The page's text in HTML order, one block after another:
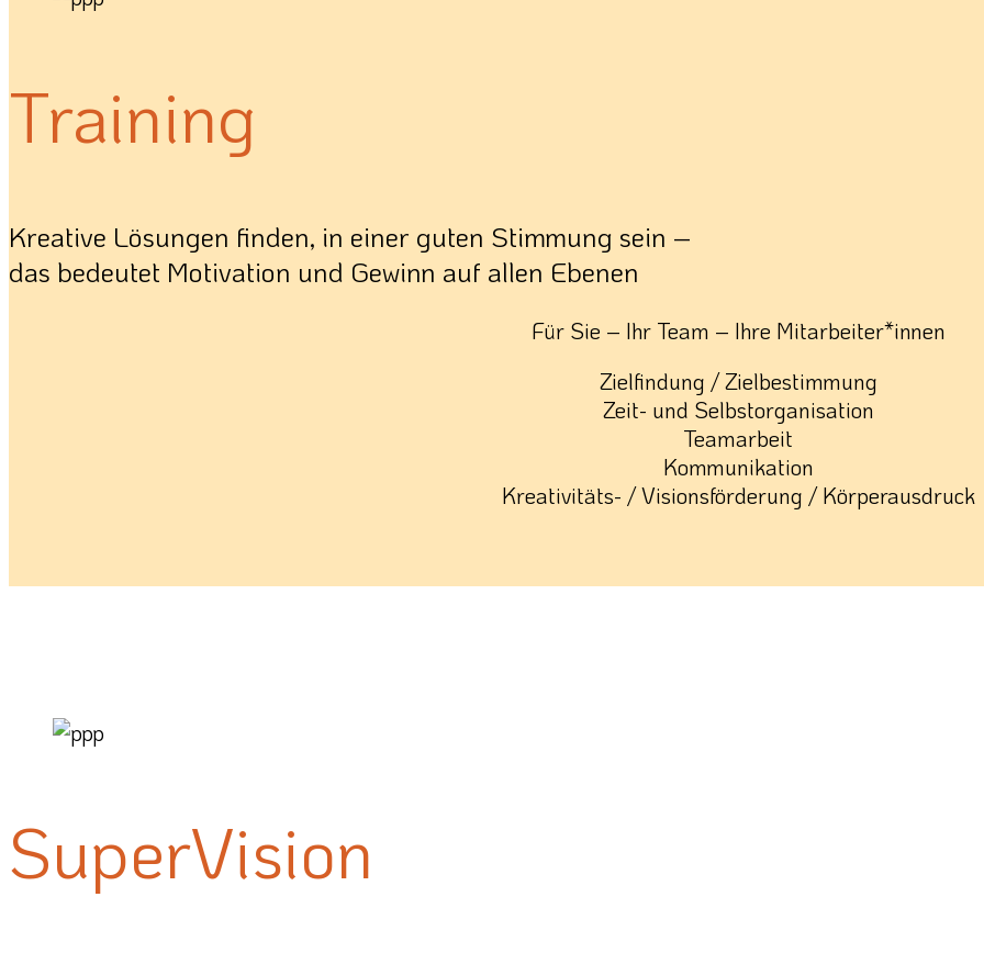
Training
Kreative Lösungen finden, in einer guten Stimmung sein –
das bedeutet Motivation und Gewinn auf allen Ebenen
Für Sie – Ihr Team – Ihre Mitarbeiter*innen
Zielfindung / Zielbestimmung
Zeit- und Selbstorganisation
Teamarbeit
Kommunikation
Kreativitäts- / Visionsförderung / Körperausdruck
SuperVision